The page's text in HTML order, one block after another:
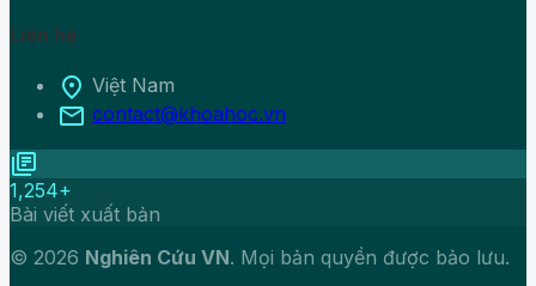
Liên hệ
location_on Việt Nam
mail contact@khoahoc.vn
library_books
1,254+
Bài viết xuất bản
© 2026 Nghiên Cứu VN. Mọi bản quyền được bảo lưu.